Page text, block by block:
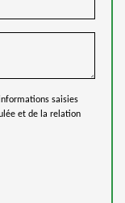
saisies
et de la relation